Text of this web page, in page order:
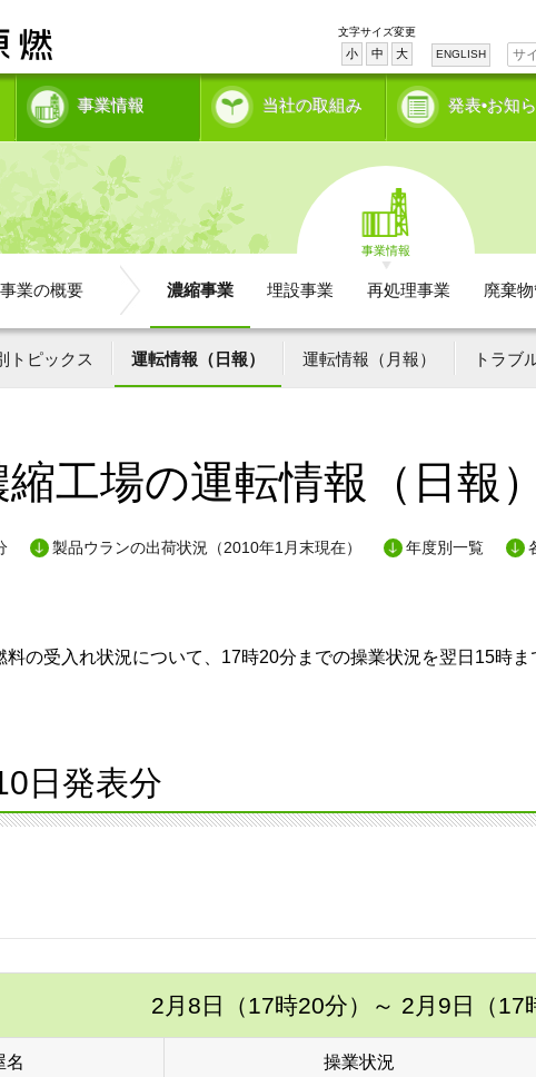
文字サイズ変更
小 中 大 ENGLISH
事業情報 当社の取組み 発表•お知
事業情報
事業の概要 濃縮事業 埋設事業 再処理事業 廃棄
トピックス 運転情報（日報） 運転情報（月報） トラブ
工場の運転情報（日報）
製品ウランの出荷状況（2010年1月末現在） 年度別一覧
の受入れ状況について、17時20分までの操業状況を翌日15時ま
日発表分
2月8日（17時20分） ～ 2月9日（17
名 操業状況